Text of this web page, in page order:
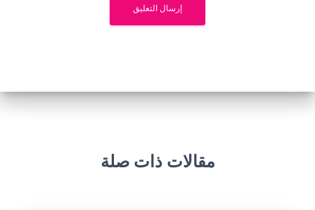
مقالات ذات صلة